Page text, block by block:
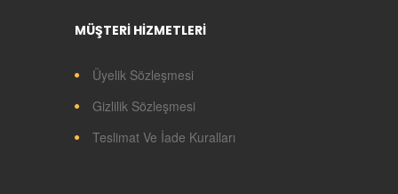
MÜŞTERİ HİZMETLERİ
Üyelik Sözleşmesi
Gizlilik Sözleşmesi
Teslimat Ve İade Kuralları